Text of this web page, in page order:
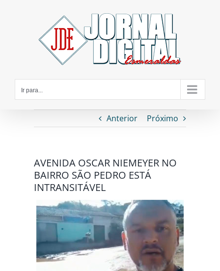
Ir para...
Anterior Próximo
AVENIDA OSCAR NIEMEYER NO
BAIRRO SÃO PEDRO ESTÁ
INTRANSITÁVEL